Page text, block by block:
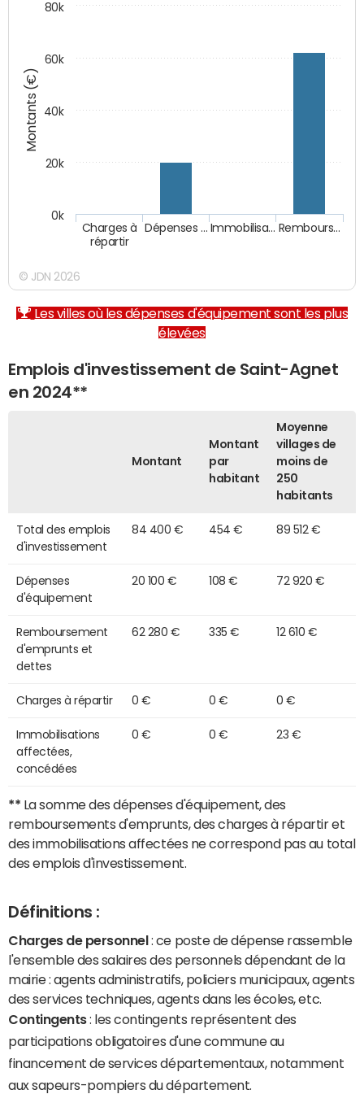
Montants (€)
Charges à
répartir
Dépenses … Immobilisa… Rembours…
0k
20k
40k
60k
80k
© JDN 2026
Les villes où les dépenses d'équipement sont les plus
élevées
Emplois d'investissement de Saint-Agnet
en 2024**
Montant
Montant
par
habitant
Moyenne
villages de
moins de
250
habitants
Total des emplois
d'investissement
84 400 € 454 € 89 512 €
Dépenses
d'équipement
20 100 € 108 € 72 920 €
Remboursement
d'emprunts et
dettes
62 280 € 335 € 12 610 €
Charges à répartir 0 € 0 € 0 €
Immobilisations
affectées,
concédées
0 € 0 € 23 €
** La somme des dépenses d'équipement, des
remboursements d'emprunts, des charges à répartir et
des immobilisations affectées ne correspond pas au total
des emplois d'investissement.
Définitions :
Charges de personnel : ce poste de dépense rassemble
l'ensemble des salaires des personnels dépendant de la
mairie : agents administratifs, policiers municipaux, agents
des services techniques, agents dans les écoles, etc.
Contingents: les contingents représentent des
participations obligatoires d'une commune au
financement de services départementaux, notamment
aux sapeurs-pompiers du département.